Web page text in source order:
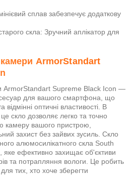
сплав забезпечує додаткову
скла: Зручний аплікатор для
ArmorStandart
ArmorStandart Supreme Black Icon —
для вашого смартфона, що
відмінні оптичні властивості. В
скло дозволяє легко та точно
камеру вашого пристрою,
захист без зайвих зусиль. Скло
алюмосилікатного скла South
ефективно захищає об'єктиви
та потрапляння вологи. Це робить
тих, хто хоче зберегти